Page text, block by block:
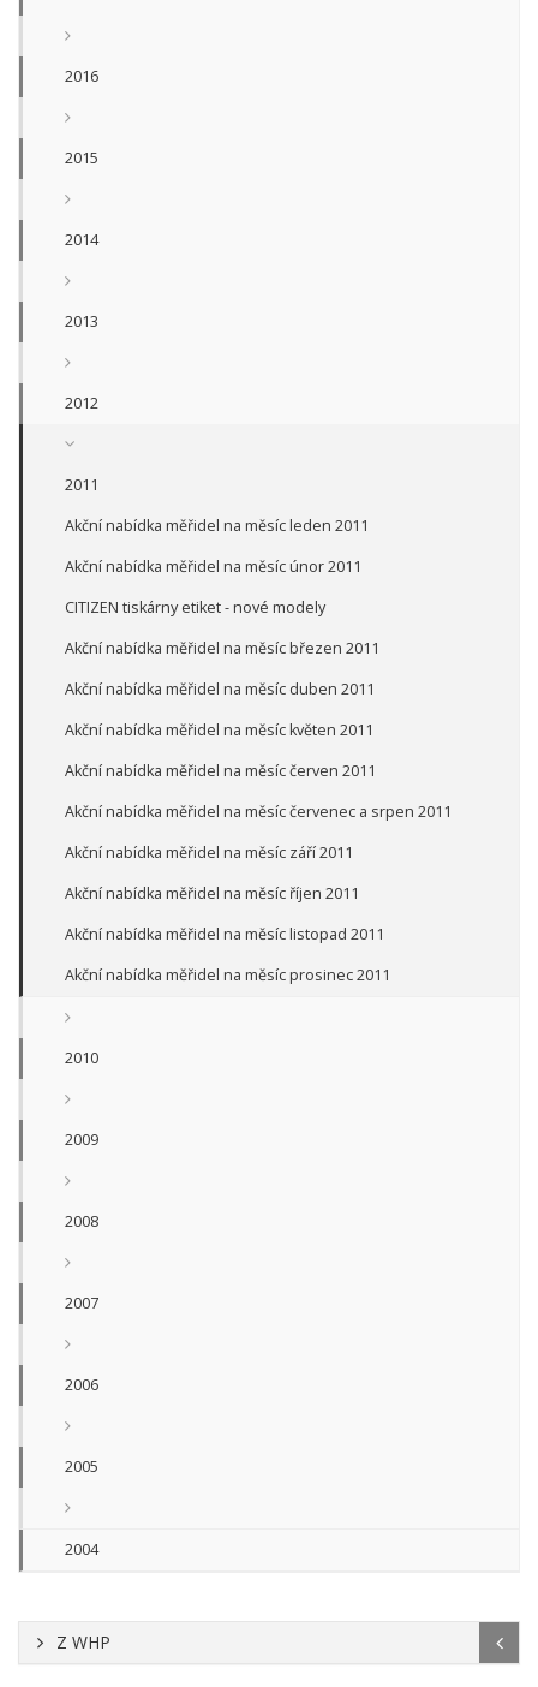
2016
2015
2014
2013
2012
2011
Akční nabídka měřidel na měsíc leden 2011
Akční nabídka měřidel na měsíc únor 2011
CITIZEN tiskárny etiket - nové modely
Akční nabídka měřidel na měsíc březen 2011
Akční nabídka měřidel na měsíc duben 2011
Akční nabídka měřidel na měsíc květen 2011
Akční nabídka měřidel na měsíc červen 2011
Akční nabídka měřidel na měsíc červenec a srpen 2011
Akční nabídka měřidel na měsíc září 2011
Akční nabídka měřidel na měsíc říjen 2011
Akční nabídka měřidel na měsíc listopad 2011
Akční nabídka měřidel na měsíc prosinec 2011
2010
2009
2008
2007
2006
2005
2004
Z WHP